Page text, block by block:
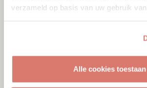
verzameld op basis van uw gebruik
Alle cookies toestaan
Molly